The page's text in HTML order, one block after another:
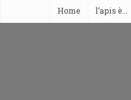
Home l’apis è…